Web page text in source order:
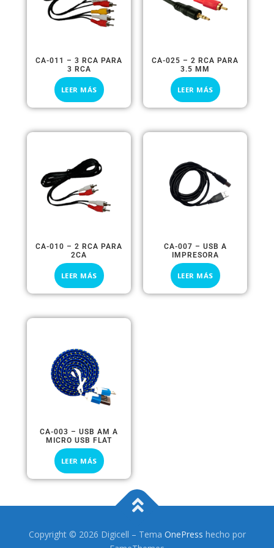
CA-011 – 3 RCA PARA
3 RCA
LEER MÁS
CA-025 – 2 RCA PARA
3.5 MM
LEER MÁS
CA-010 – 2 RCA PARA
2CA
LEER MÁS
CA-007 – USB A
IMPRESORA
LEER MÁS
CA-003 – USB AM A
MICRO USB FLAT
LEER MÁS
Copyright © 2026 Digicell – Tema OnePress hecho por